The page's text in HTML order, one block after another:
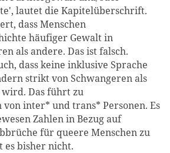
lautet die Kapitelüberschrift.
dass Menschen
häufiger Gewalt in
als andere. Das ist falsch.
dass keine inklusive Sprache
strikt von Schwangeren als
Das führt zu
inter* und trans* Personen. Es
Zahlen in Bezug auf
für queere Menschen zu
es bisher nicht.